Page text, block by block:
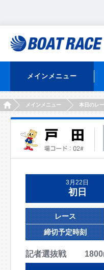
メインメニュー
HOMEメインメニュー 本日のレ
3月22日
初日
レース
締切予定時刻
記者選抜戦